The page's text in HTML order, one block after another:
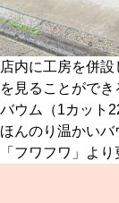
店内に工房を併
を見ることがで
バウム（1カット
ほんのり温かいバ
「フワフワ」よ